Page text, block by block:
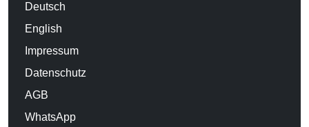
Deutsch
English
Impressum
Datenschutz
AGB
WhatsApp